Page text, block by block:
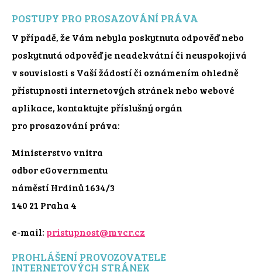
POSTUPY PRO PROSAZOVÁNÍ PRÁVA
V případě, že Vám nebyla poskytnuta odpověď nebo
poskytnutá odpověď je neadekvátní či neuspokojivá
v souvislosti s Vaší žádostí či oznámením ohledně
přístupnosti internetových stránek nebo webové
aplikace, kontaktujte příslušný orgán
pro prosazování práva:
Ministerstvo vnitra
odbor eGovernmentu
náměstí Hrdinů 1634/3
140 21 Praha 4
e-mail: pristupnost@mvcr.cz
PROHLÁŠENÍ PROVOZOVATELE
INTERNETOVÝCH STRÁNEK